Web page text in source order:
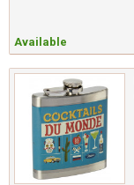
Available